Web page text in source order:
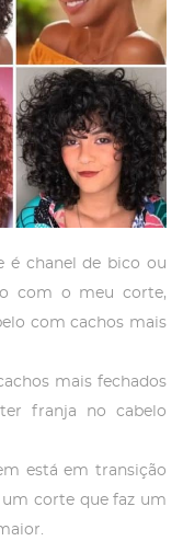
é chanel de bico ou
com o meu corte,
com cachos mais
mais fechados
franja no cabelo
está em transição
corte que faz um